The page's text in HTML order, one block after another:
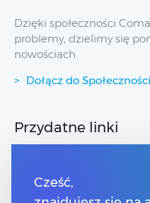
Dzięki społeczności
problemy, dzielimy się
nowościach.
Dołącz do
Przydatne linki
Strony dla Partnerów
Pomoc Comarch
Cześć,